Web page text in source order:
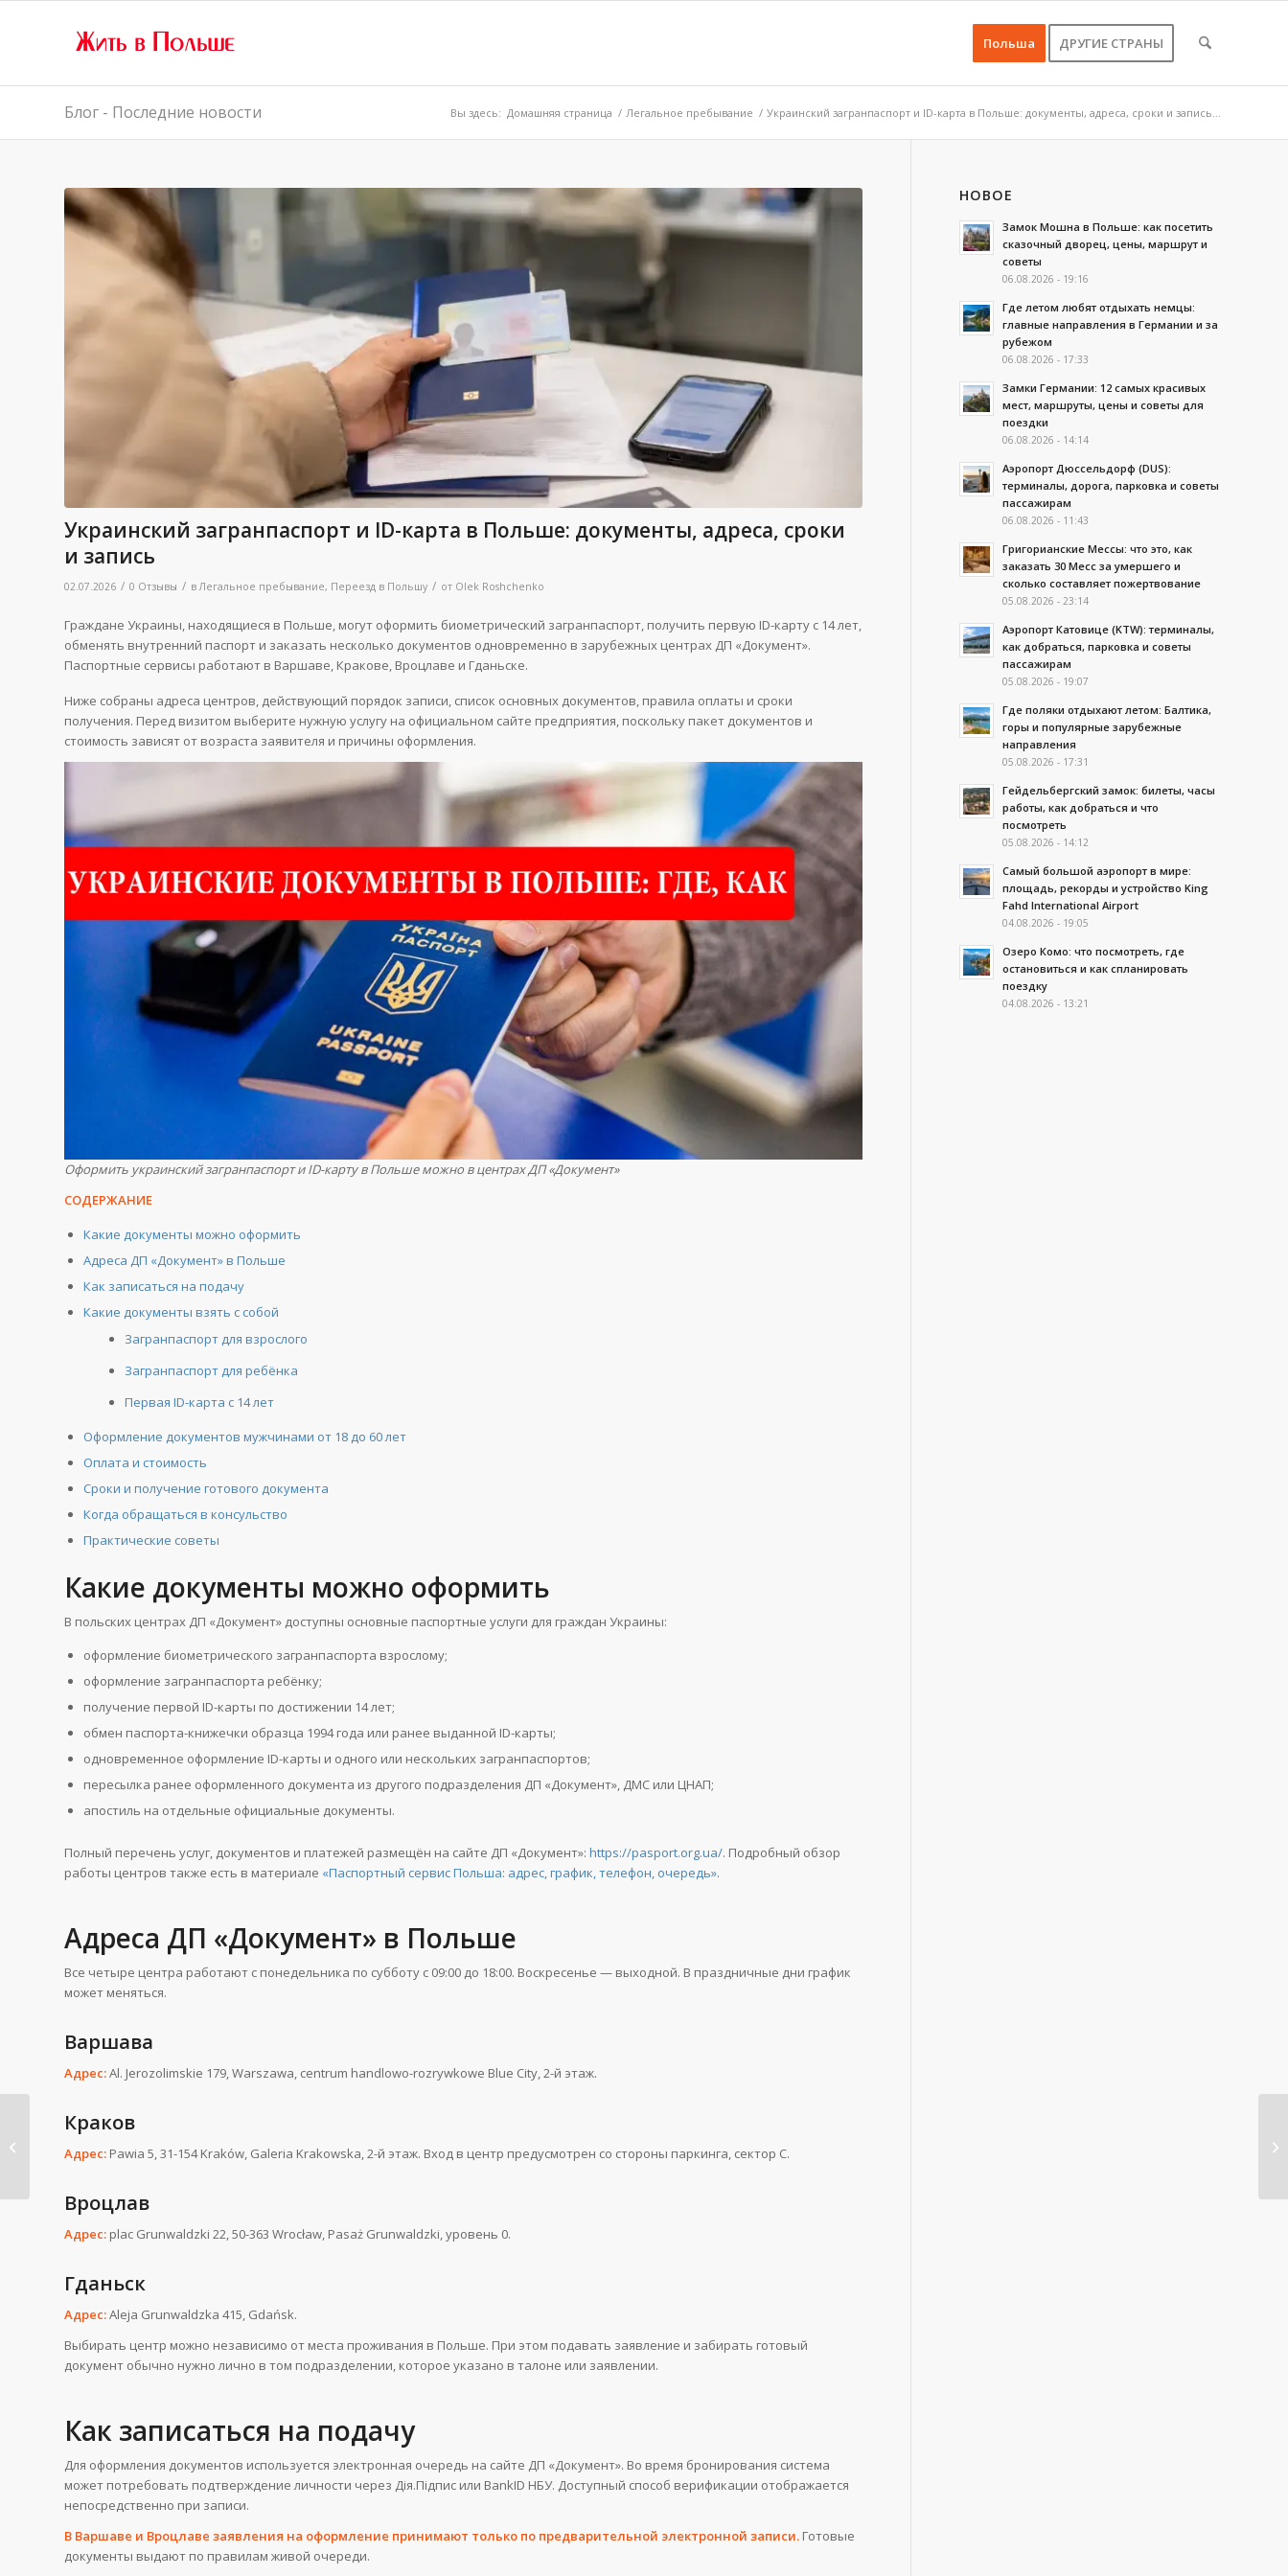
Польша ДРУГИЕ СТРАНЫ
Блог - Последние новости Вы здесь: Домашняя страница / Легальное пребывание / Украинский загранпаспорт и ID-карта в Польше: документы, адреса, сроки и запись...
Украинский загранпаспорт и ID-карта в Польше: документы, адреса, сроки
и запись
02.07.2026 / 0 Отзывы / вЛегальное пребывание, Переезд в Польшу / от Olek Roshchenko
Граждане Украины, находящиеся в Польше, могут оформить биометрический загранпаспорт, получить первую ID-карту с 14 лет,
обменять внутренний паспорт и заказать несколько документов одновременно в зарубежных центрах ДП «Документ».
Паспортные сервисы работают в Варшаве, Кракове, Вроцлаве и Гданьске.
Ниже собраны адреса центров, действующий порядок записи, список основных документов, правила оплаты и сроки
получения. Перед визитом выберите нужную услугу на официальном сайте предприятия, поскольку пакет документов и
стоимость зависят от возраста заявителя и причины оформления.
Оформить украинский загранпаспорт и ID-карту в Польше можно в центрах ДП «Документ»
СОДЕРЖАНИЕ
Какие документы можно оформить
Адреса ДП «Документ» в Польше
Как записаться на подачу
Какие документы взять с собой
Загранпаспорт для взрослого
Загранпаспорт для ребёнка
Первая ID-карта с 14 лет
Оформление документов мужчинами от 18 до 60 лет
Оплата и стоимость
Сроки и получение готового документа
Когда обращаться в консульство
Практические советы
Какие документы можно оформить
В польских центрах ДП «Документ» доступны основные паспортные услуги для граждан Украины:
оформление биометрического загранпаспорта взрослому;
оформление загранпаспорта ребёнку;
получение первой ID-карты по достижении 14 лет;
обмен паспорта-книжечки образца 1994 года или ранее выданной ID-карты;
одновременное оформление ID-карты и одного или нескольких загранпаспортов;
пересылка ранее оформленного документа из другого подразделения ДП «Документ», ДМС или ЦНАП;
апостиль на отдельные официальные документы.
Полный перечень услуг, документов и платежей размещён на сайте ДП «Документ»: https://pasport.org.ua/. Подробный обзор
работы центров также есть в материале «Паспортный сервис Польша: адрес, график, телефон, очередь».
Адреса ДП «Документ» в Польше
Все четыре центра работают с понедельника по субботу с 09:00 до 18:00. Воскресенье — выходной. В праздничные дни график
может меняться.
Варшава
Адрес:Al. Jerozolimskie 179, Warszawa, centrum handlowo-rozrywkowe Blue City, 2-й этаж.
Краков
Адрес: Pawia 5, 31-154 Kraków, Galeria Krakowska, 2-й этаж. Вход в центр предусмотрен со стороны паркинга, сектор C.
Вроцлав
Адрес: plac Grunwaldzki 22, 50-363 Wrocław, Pasaż Grunwaldzki, уровень 0.
Гданьск
Адрес:Aleja Grunwaldzka 415, Gdańsk.
Выбирать центр можно независимо от места проживания в Польше. При этом подавать заявление и забирать готовый
документ обычно нужно лично в том подразделении, которое указано в талоне или заявлении.
Как записаться на подачу
Для оформления документов используется электронная очередь на сайте ДП «Документ». Во время бронирования система
может потребовать подтверждение личности через Дія.Підпис или BankID НБУ. Доступный способ верификации отображается
непосредственно при записи.
В Варшаве и Вроцлаве заявления на оформление принимают только по предварительной электронной записи. Готовые
документы выдают по правилам живой очереди.
НОВОЕ
Замок Мошна в Польше: как посетить
сказочный дворец, цены, маршрут и
советы
06.08.2026 - 19:16
Где летом любят отдыхать немцы:
главные направления в Германии и за
рубежом
06.08.2026 - 17:33
Замки Германии: 12 самых красивых
мест, маршруты, цены и советы для
поездки
06.08.2026 - 14:14
Аэропорт Дюссельдорф (DUS):
терминалы, дорога, парковка и советы
пассажирам
06.08.2026 - 11:43
Григорианские Мессы: что это, как
заказать 30 Месс за умершего и
сколько составляет пожертвование
05.08.2026 - 23:14
Аэропорт Катовице (KTW): терминалы,
как добраться, парковка и советы
пассажирам
05.08.2026 - 19:07
Где поляки отдыхают летом: Балтика,
горы и популярные зарубежные
направления
05.08.2026 - 17:31
Гейдельбергский замок: билеты, часы
работы, как добраться и что
посмотреть
05.08.2026 - 14:12
Самый большой аэропорт в мире:
площадь, рекорды и устройство King
Fahd International Airport
04.08.2026 - 19:05
Озеро Комо: что посмотреть, где
остановиться и как спланировать
поездку
04.08.2026 - 13:21
Выезд из Польши в
Украину и
возвращение: